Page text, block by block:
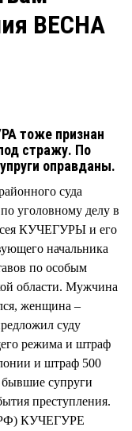
ВЕСНА
тоже признан
стражу. По
оправданы.
суда
уголовному делу в
КУЧЕГУРЫ и его
начальника
по особым
области. Мужчина
женщина –
суду
режима и штраф
и штраф 500
бывшие супруги
преступления.
РФ) КУЧЕГУРЕ